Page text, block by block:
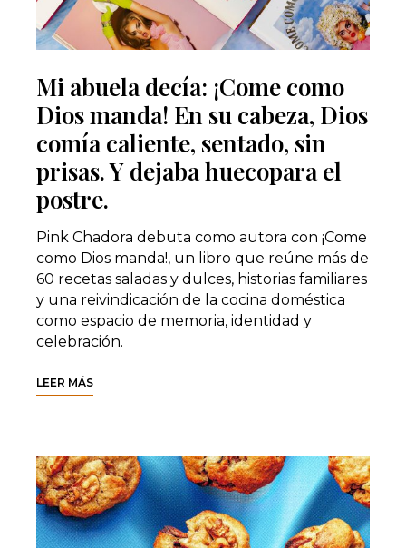
Mi abuela decía: ¡Come como
Dios manda! En su cabeza, Dios
comía caliente, sentado, sin
prisas. Y dejaba huecopara el
postre.
Pink Chadora debuta como autora con ¡Come
como Dios manda!, un libro que reúne más de
60 recetas saladas y dulces, historias familiares
y una reivindicación de la cocina doméstica
como espacio de memoria, identidad y
celebración.
LEER MÁS